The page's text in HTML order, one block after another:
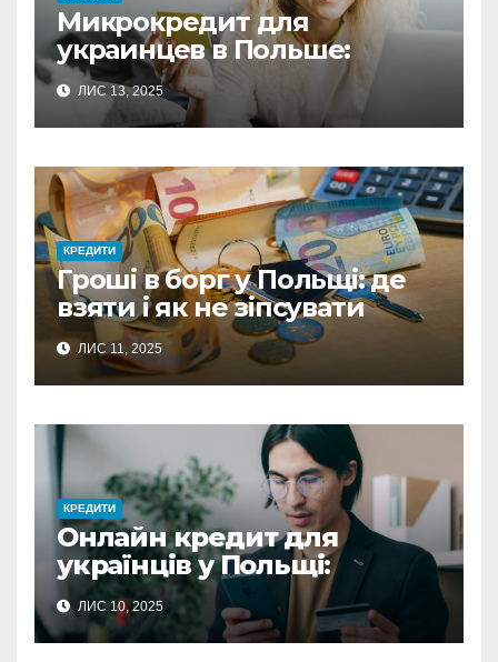
Микрокредит для
украинцев в Польше:
полное руководство по
выбору оптимального
решения
ЛИС 13, 2025
КРЕДИТИ
Гроші в борг у Польщі: де
взяти і як не зіпсувати
стосунки
ЛИС 11, 2025
КРЕДИТИ
Онлайн кредит для
українців у Польщі:
повний гайд з отримання
фінансової підтримки
ЛИС 10, 2025